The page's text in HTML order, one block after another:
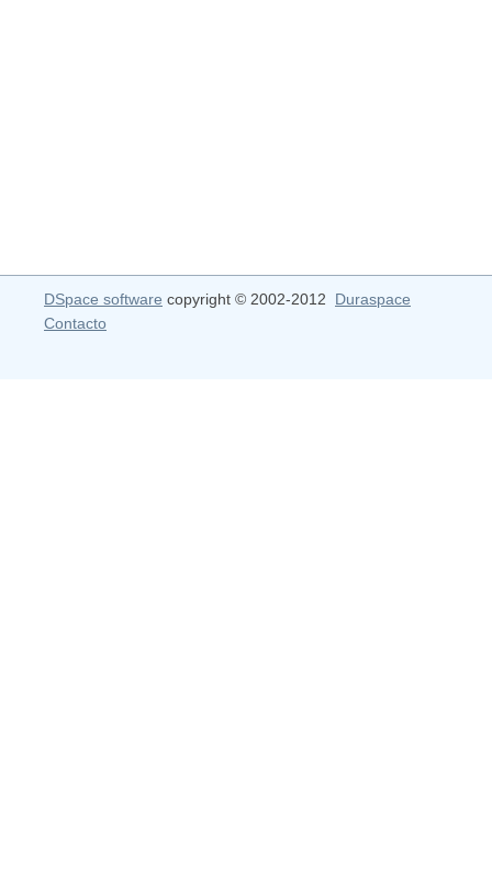
DSpace software copyright © 2002-2012 Duraspace
Contacto